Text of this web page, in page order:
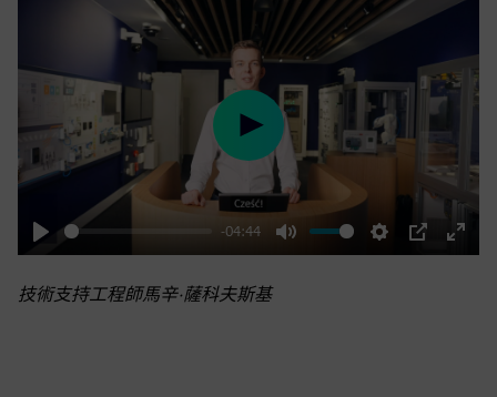
Play
-04:44
Mute Settings
PIP
Enter
Play
技術支持工程師馬辛·薩科夫斯基